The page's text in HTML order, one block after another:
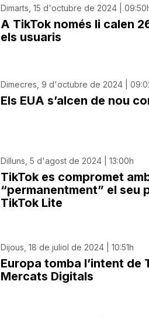
Dimarts, 15 d'octubre de 2024 |
A TikTok només li calen
els usuaris
Dimecres, 9 d'octubre de 2024 |
Els EUA s’alcen de nou
Dilluns, 5 d'agost de 2024 | 13:00h
TikTok es compromet
“permanentment” el seu
TikTok Lite
Dijous, 18 de juliol de 2024 | 10:51h
Europa tomba l’intent de
Mercats Digitals